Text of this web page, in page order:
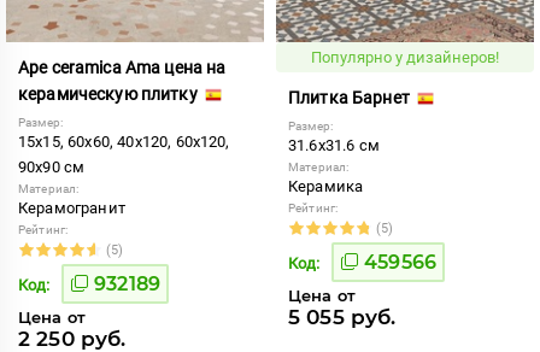
Ape ceramica Ama цена на
керамическую плитку
Размер:
15x15, 60x60, 40x120, 60x120,
90x90 см
Материал:
Керамогранит
Рейтинг:
(5)
Код: 932189
Цена от
2 250 руб.
Популярно у дизайнеров!
Плитка Барнет
Размер:
31.6x31.6 см
Материал:
Керамика
Рейтинг:
(5)
Код: 459566
Цена от
5 055 руб.